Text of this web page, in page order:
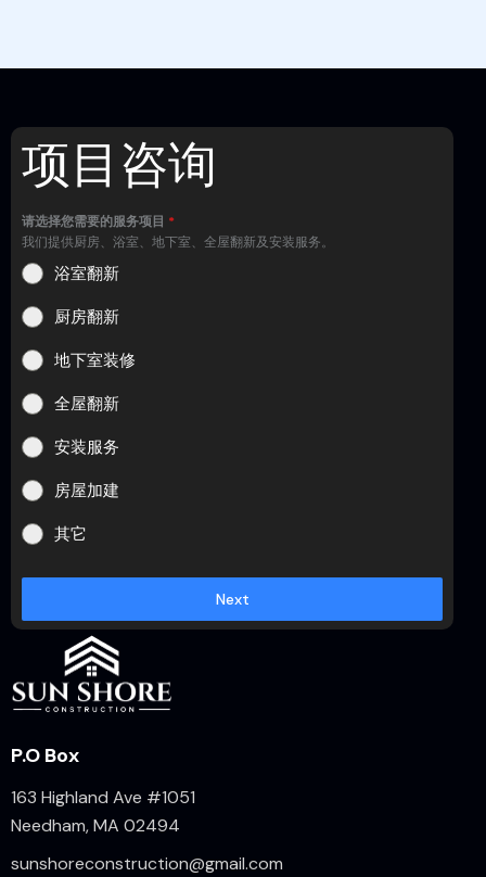
项目咨询
请选择您需要的服务项目 *
我们提供厨房、浴室、地下室、全屋翻新及安装服务。
浴室翻新
厨房翻新
地下室装修
全屋翻新
安装服务
房屋加建
其它
Next
P.O Box
163 Highland Ave #1051
Needham, MA 02494
sunshoreconstruction@gmail.com